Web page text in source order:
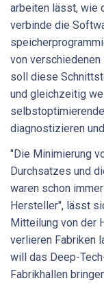
arbeiten lässt, wie
verbinde die
von verschiedenen
soll diese
und gleichzeitig
diagnostizieren
"Die Minimierung
Durchsatzes und
waren schon
Hersteller", lässt
Mitteilung von der
verlieren Fabriken
will das Deep-
Fabrikhallen